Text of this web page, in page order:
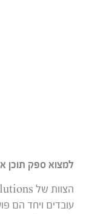
למצוא ספק תוכן
עובדים ויחד הם